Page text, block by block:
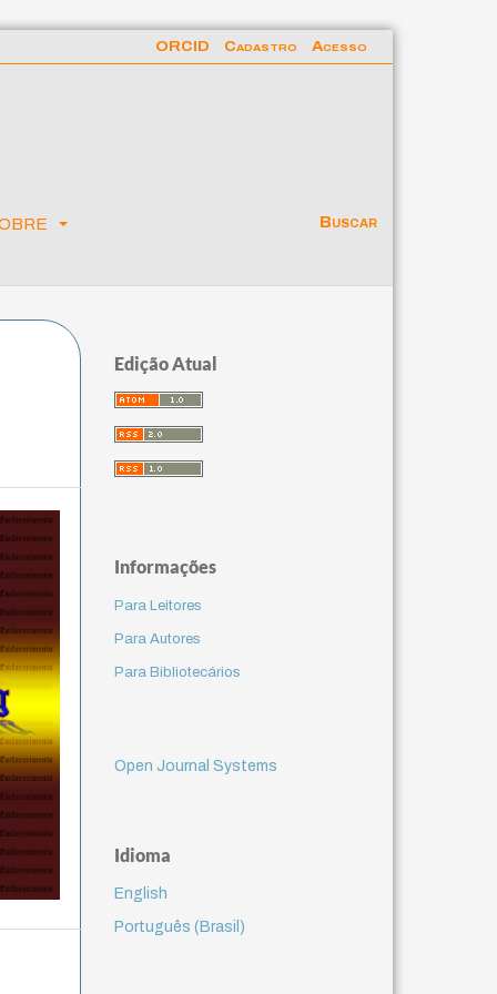
Buscar
ORCID Cadastro Acesso
Edição Atual
Informações
Para Leitores
Para Autores
Para Bibliotecários
Open Journal Systems
Idioma
English
Português (Brasil)